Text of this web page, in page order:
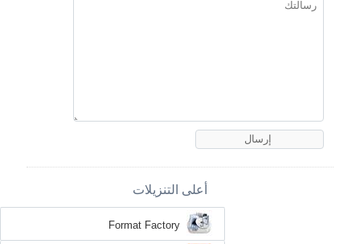
أعلى التنزيلات
Format Factory